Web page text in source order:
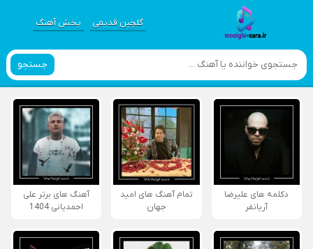
گلچین قدیمی پخش آهنگ
جستجو
دکلمه های علیرضا
آریانفر
تمام آهنگ های امید
جهان
آهنگ های برتر علی
احمدیانی 1404